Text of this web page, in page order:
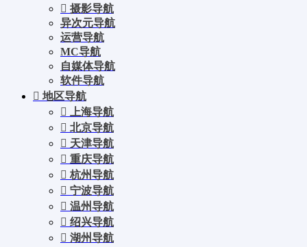
摄影导航
异次元导航
运营导航
MC导航
自媒体导航
软件导航
地区导航
上海导航
北京导航
天津导航
重庆导航
杭州导航
宁波导航
温州导航
绍兴导航
湖州导航